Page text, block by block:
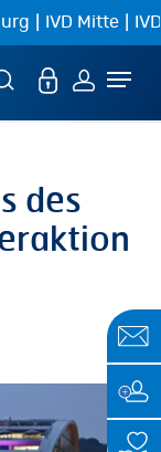
| IVD Mitte |
des